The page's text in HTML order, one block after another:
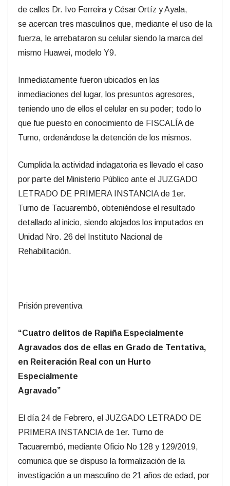
de calles Dr. Ivo Ferreira y César Ortíz y Ayala,
se acercan tres masculinos que, mediante el uso de la
fuerza, le arrebataron su celular siendo la marca del
mismo Huawei, modelo Y9.
Inmediatamente fueron ubicados en las
inmediaciones del lugar, los presuntos agresores,
teniendo uno de ellos el celular en su poder; todo lo
que fue puesto en conocimiento de FISCALÍA de
Turno, ordenándose la detención de los mismos.
Cumplida la actividad indagatoria es llevado el caso
por parte del Ministerio Público ante el JUZGADO
LETRADO DE PRIMERA INSTANCIA de 1er.
Turno de Tacuarembó, obteniéndose el resultado
detallado al inicio, siendo alojados los imputados en
Unidad Nro. 26 del Instituto Nacional de
Rehabilitación.
Prisión preventiva
“Cuatro delitos de Rapiña Especialmente
Agravados dos de ellas en Grado de Tentativa,
en Reiteración Real con un Hurto
Especialmente
Agravado”
El día 24 de Febrero, el JUZGADO LETRADO DE
PRIMERA INSTANCIA de 1er. Turno de
Tacuarembó, mediante Oficio No 128 y 129/2019,
comunica que se dispuso la formalización de la
investigación a un masculino de 21 años de edad, por